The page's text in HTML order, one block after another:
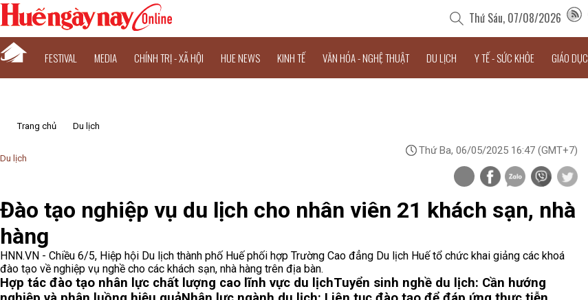
Thứ Sáu, 07/08/2026
FESTIVAL MEDIA CHÍNH TRỊ - XÃ HỘI HUE NEWS KINH TẾ VĂN HÓA - NGHỆ THUẬT DU LỊCH Y TẾ - SỨC KHỎE GIÁO DỤC
Trang chủ Du lịch
Du lịch
Thứ Ba, 06/05/2025 16:47 (GMT+7)
Đào tạo nghiệp vụ du lịch cho nhân viên 21 khách sạn, nhà
hàng
HNN.VN - Chiều 6/5, Hiệp hội Du lịch thành phố Huế phối hợp Trường Cao đẳng Du lịch Huế tổ chức khai giảng các khoá
đào tạo về nghiệp vụ nghề cho các khách sạn, nhà hàng trên địa bàn.
Hợp tác đào tạo nhân lực chất lượng cao lĩnh vực du lịchTuyển sinh nghề du lịch: Cần hướng